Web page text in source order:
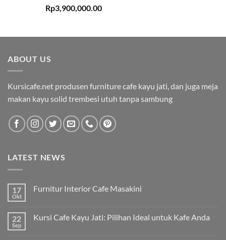
Rp3,900,000.00
ABOUT US
Kursicafe.net produsen furniture cafe kayu jati, dan juga meja
makan kayu solid trembesi utuh tanpa sambung
LATEST NEWS
17
Okt
Furnitur Interior Cafe Masakini
22
Sep
Kursi Cafe Kayu Jati: Pilihan Ideal untuk Kafe Anda